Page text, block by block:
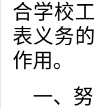
合学校
表义务
作用。
一、